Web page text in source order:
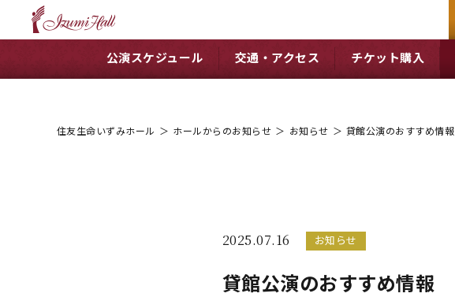
公演スケジュール 交通・アクセス チケット購入
住友生命いずみホール ＞ ホールからのお知らせ ＞ お知らせ ＞ 貸館公演のおすすめ情報
2025.07.16 お知らせ
貸館公演のおすすめ情報